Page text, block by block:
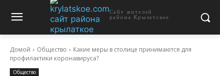
Сайт жителей
района Крылатское
Домой Общество
Какие меры в столице принимаются для
профилактики коронавируса?
Общество